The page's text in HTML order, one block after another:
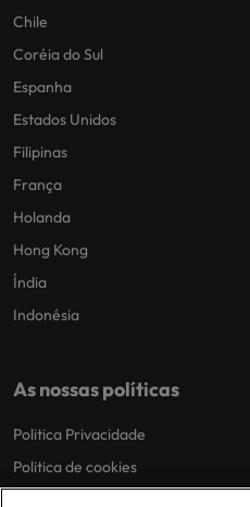
Chile
Coréia do Sul
Espanha
Estados Unidos
Filipinas
França
Holanda
Hong Kong
Índia
Indonésia
As nossas políticas
Politica Privacidade
Politica de cookies